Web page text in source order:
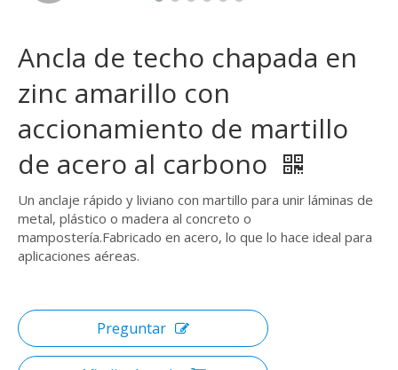
Ancla de techo chapada en
zinc amarillo con
accionamiento de martillo
de acero al carbono
Un anclaje rápido y liviano con martillo para unir láminas de
metal, plástico o madera al concreto o
mampostería.Fabricado en acero, lo que lo hace ideal para
aplicaciones aéreas.
Preguntar